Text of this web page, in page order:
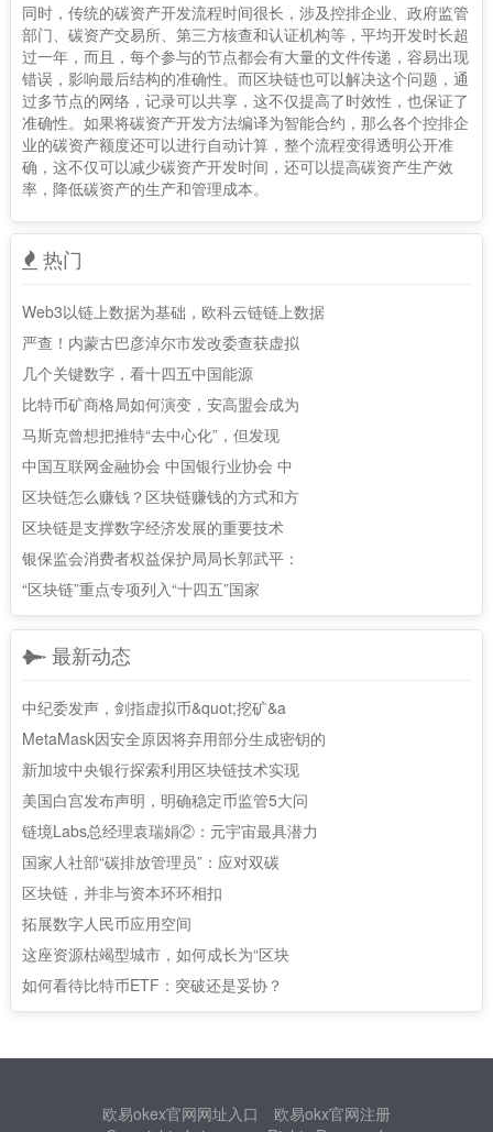
同时，传统的碳资产开发流程时间很长，涉及控排企业、政府监管
部门、碳资产交易所、第三方核查和认证机构等，平均开发时长超
过一年，而且，每个参与的节点都会有大量的文件传递，容易出现
错误，影响最后结构的准确性。而区块链也可以解决这个问题，通
过多节点的网络，记录可以共享，这不仅提高了时效性，也保证了
准确性。如果将碳资产开发方法编译为智能合约，那么各个控排企
业的碳资产额度还可以进行自动计算，整个流程变得透明公开准
确，这不仅可以减少碳资产开发时间，还可以提高碳资产生产效
率，降低碳资产的生产和管理成本。
热门
Web3以链上数据为基础，欧科云链链上数据
严查！内蒙古巴彦淖尔市发改委查获虚拟
几个关键数字，看十四五中国能源
比特币矿商格局如何演变，安高盟会成为
马斯克曾想把推特“去中心化”，但发现
中国互联网金融协会 中国银行业协会 中
区块链怎么赚钱？区块链赚钱的方式和方
区块链是支撑数字经济发展的重要技术
银保监会消费者权益保护局局长郭武平：
“区块链”重点专项列入“十四五”国家
最新动态
中纪委发声，剑指虚拟币&quot;挖矿&a
MetaMask因安全原因将弃用部分生成密钥的
新加坡中央银行探索利用区块链技术实现
美国白宫发布声明，明确稳定币监管5大问
链境Labs总经理袁瑞娟②：元宇宙最具潜力
国家人社部“碳排放管理员”：应对双碳
区块链，并非与资本环环相扣
拓展数字人民币应用空间
这座资源枯竭型城市，如何成长为“区块
如何看待比特币ETF：突破还是妥协？
欧易okex官网网址入口
欧易okx官网注册